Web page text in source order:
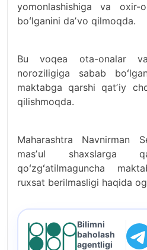
yomonlashishiga va oxir-
boʻlganini daʼvo qilmoqda.
Bu voqea ota-onalar
noroziligiga sabab
maktabga qarshi qatʼiy
qilishmoqda.
Maharashtra Navnirman
masʼul shaxslarga
qoʻzgʻatilmaguncha
ruxsat berilmasligi haqida
Bilimni
baholash
agentligi